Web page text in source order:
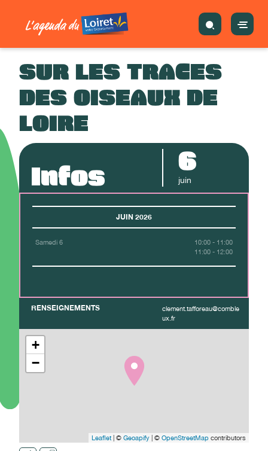
SUR LES TRACES
DES OISEAUX DE
LOIRE
Infos 6
juin
JUIN 2026
Samedi 6
10:00 - 11:00
11:00 - 12:00
RENSEIGNEMENTS
clement.tafforeau@comble
ux.fr
+
−
Leaflet| © Geoapify | © OpenStreetMap contributors